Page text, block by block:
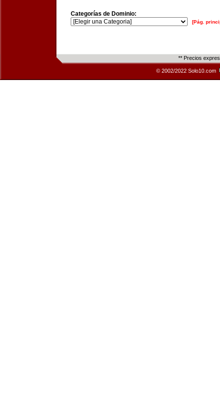
Categorías de Dominio:
[Pág.
** Precios
© 2002/2022 Solo10.com